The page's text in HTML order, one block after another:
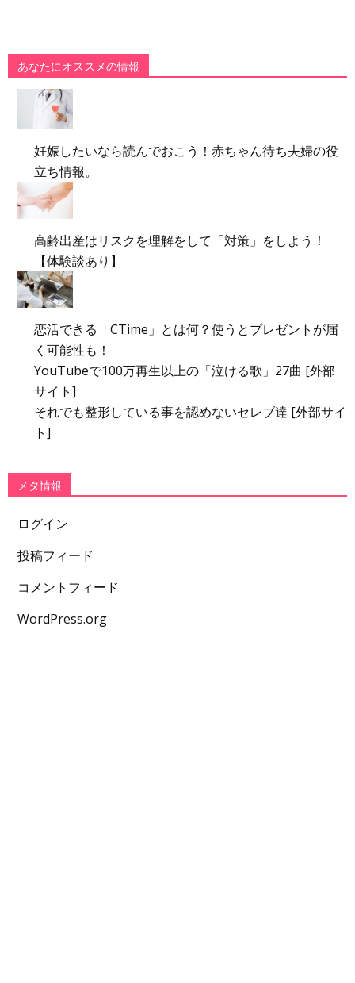
あなたにオススメの情報
妊娠したいなら読んでおこう！赤ちゃん待ち夫婦の役
立ち情報。
高齢出産はリスクを理解をして「対策」をしよう！
【体験談あり】
恋活できる「CTime」とは何？使うとプレゼントが届
く可能性も！
YouTubeで100万再生以上の「泣ける歌」27曲 [外部
サイト]
それでも整形している事を認めないセレブ達 [外部サイ
ト]
メタ情報
ログイン
投稿フィード
コメントフィード
WordPress.org